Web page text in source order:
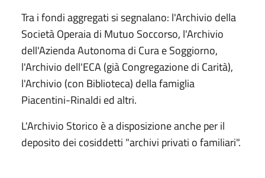
Tra i fondi aggregati si segnalano: l'Archivio della
Società Operaia di Mutuo Soccorso, l'Archivio
dell'Azienda Autonoma di Cura e Soggiorno,
l'Archivio dell'ECA (già Congregazione di Carità),
l'Archivio (con Biblioteca) della famiglia
Piacentini-Rinaldi ed altri.
L'Archivio Storico è a disposizione anche per il
deposito dei cosiddetti "archivi privati o familiari".